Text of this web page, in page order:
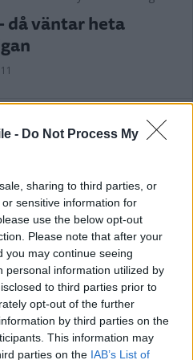
- Do Not Process My
sharing to third parties, or
sensitive information for
use the below opt-out
Please note that after your
you may continue seeing
personal information utilized by
to third parties prior to
opt-out of the further
by third parties on the
This information may
parties on the IAB’s List of
då väntar heta
kris – behöver
07.39
i Bauhausligan